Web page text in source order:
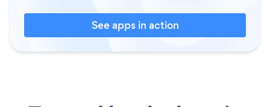
See apps in action